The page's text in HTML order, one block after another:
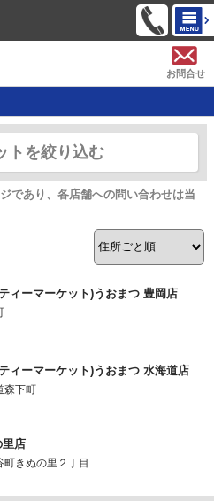
お問合せ
トを絞り込む
であり、各店舗への問い合わせは当
ィーマーケット)うおまつ 豊岡店
ィーマーケット)うおまつ 水海道店
森下町
店
きぬの里２丁目